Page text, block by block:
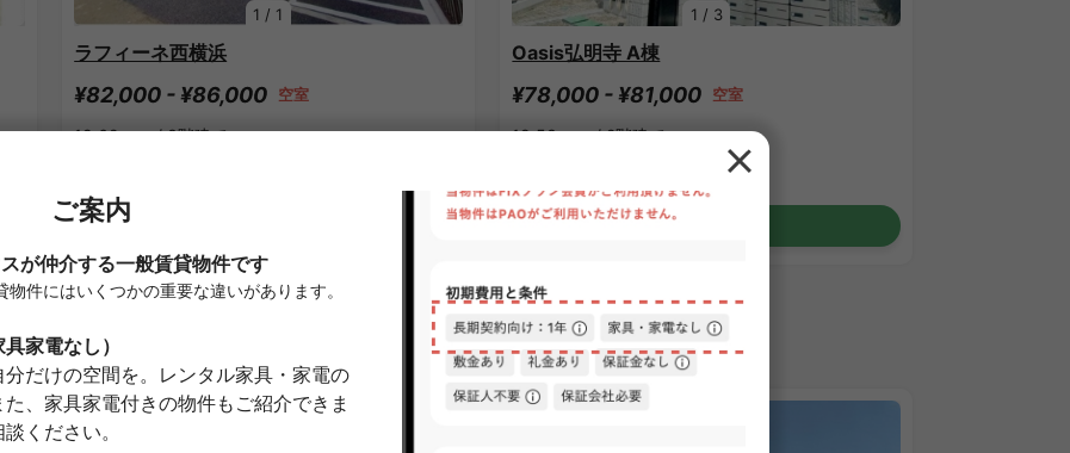
1 / 1
ラフィーネ西横浜
¥82,000 - ¥86,000 空室
19.62㎡〜 /3階建て
1 / 3
Oasis弘明寺 A棟
¥78,000 - ¥81,000 空室
19.53㎡〜 /2階建て
敷金なし
詳細を見る
APARTMENT